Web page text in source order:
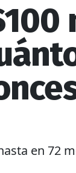
en 72